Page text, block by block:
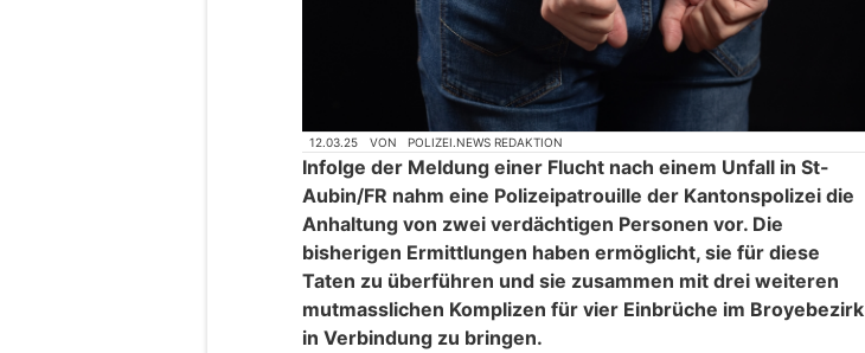
12.03.25 VON POLIZEI.NEWS REDAKTION
Infolge der Meldung einer Flucht nach einem Unfall in St-
Aubin/FR nahm eine Polizeipatrouille der Kantonspolizei die
Anhaltung von zwei verdächtigen Personen vor. Die
bisherigen Ermittlungen haben ermöglicht, sie für diese
Taten zu überführen und sie zusammen mit drei weiteren
mutmasslichen Komplizen für vier Einbrüche im Broyebezirk
in Verbindung zu bringen.